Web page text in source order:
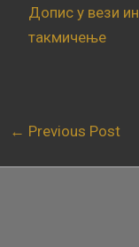
Допис у вези
такмичење
← Previous Post